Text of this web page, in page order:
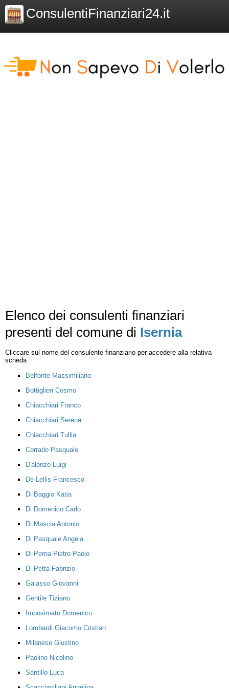
ConsulentiFinanziari24.it
Elenco dei consulenti finanziari
presenti del comune di Isernia
Cliccare sul nome del consulente finanziario per accedere alla relativa
scheda
Belfonte Massimiliano
Bottiglieri Cosmo
Chiacchiari Franco
Chiacchiari Serena
Chiacchiari Tullia
Corrado Pasquale
D'alonzo Luigi
De Lellis Francesco
Di Baggio Katia
Di Domenico Carlo
Di Mascia Antonio
Di Pasquale Angela
Di Perna Pietro Paolo
Di Petta Fabrizio
Galasso Giovanni
Gentile Tiziano
Imposimato Domenico
Lombardi Giacomo Cristian
Milanese Giustino
Paolino Nicolino
Santillo Luca